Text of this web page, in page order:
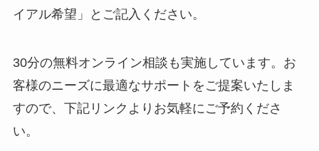
イアル希望」とご記入ください。
30分の無料オンライン相談も実施しています。お
客様のニーズに最適なサポートをご提案いたしま
すので、下記リンクよりお気軽にご予約くださ
い。